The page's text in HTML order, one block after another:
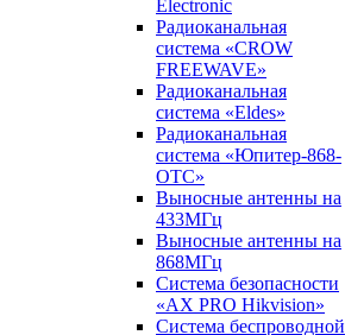
Electronic
Радиоканальная
система «CROW
FREEWAVE»
Радиоканальная
система «Eldes»
Радиоканальная
система «Юпитер-868-
ОТС»
Выносные антенны на
433МГц
Выносные антенны на
868МГц
Система безопасности
«AX PRO Hikvision»
Система беспроводной